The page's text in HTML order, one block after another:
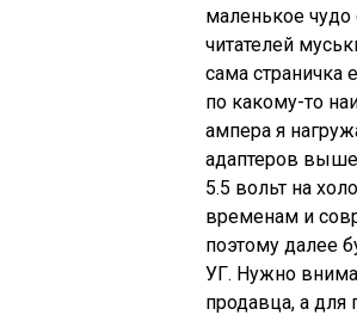
маленькое чудо
читателей
сама страничка
по какому-то
ампера я
адаптеров
5.5 вольт на
временам и
поэтому далее
УГ. Нужно
продавца, а для